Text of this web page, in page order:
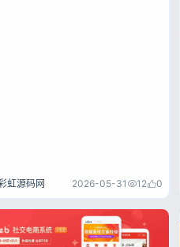
虹源码网 2026-05-31 12 0